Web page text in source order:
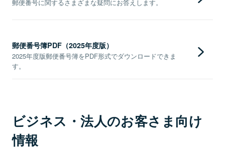
郵便番号に関するさまざまな疑問にお答えします。
郵便番号簿PDF（2025年度版）
2025年度版郵便番号簿をPDF形式でダウンロードできま
す。
ビジネス・法人のお客さま向け
情報